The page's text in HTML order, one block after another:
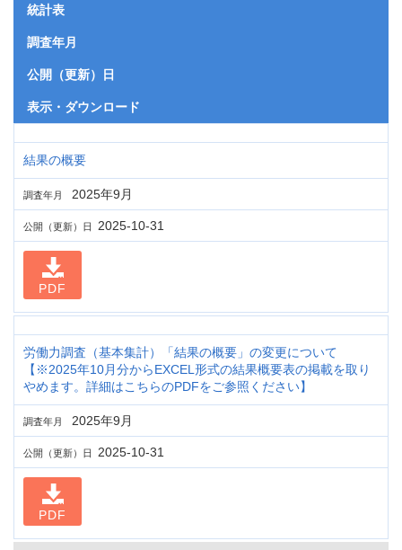
統計表
調査年月
公開（更新）日
表示・ダウンロード
結果の概要
調査年月 2025年9月
公開（更新）日 2025-10-31
PDF
労働力調査（基本集計）「結果の概要」の変更について
【※2025年10月分からEXCEL形式の結果概要表の掲載を取り
やめます。詳細はこちらのPDFをご参照ください】
調査年月 2025年9月
公開（更新）日 2025-10-31
PDF